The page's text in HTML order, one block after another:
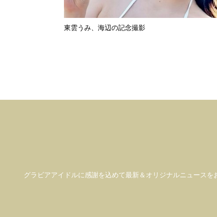
東雲うみ、海辺の記念撮影
グラビアアイドルに感謝を込めて最新＆オリジナルニュースを